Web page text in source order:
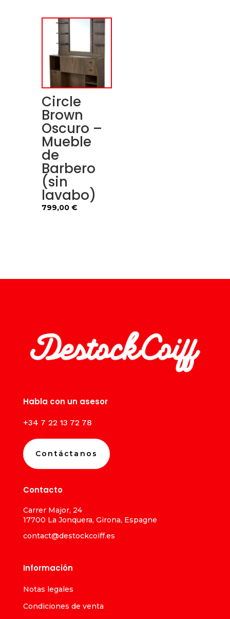
Circle
Brown
Oscuro –
Mueble
de
Barbero
(sin
lavabo)
799,00 €
Habla con un asesor
+34 7 22 13 72 78
Contáctanos
Contacto
Carrer Major, 24
17700 La Jonquera, Girona, Espagne
contact@destockcoiff.es
Información
Notas legales
Condiciones de venta